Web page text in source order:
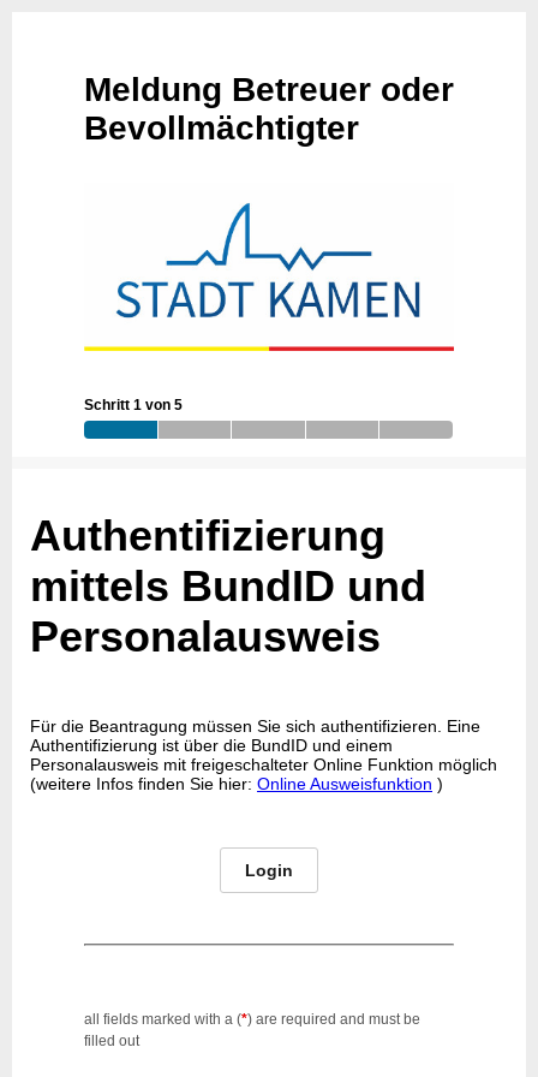
Meldung Betreuer oder
Bevollmächtigter
Schritt 1 von 5
Authentifizierung
mittels BundID und
Personalausweis
Für die Beantragung müssen Sie sich authentifizieren. Eine
Authentifizierung ist über die BundID und einem
Personalausweis mit freigeschalteter Online Funktion möglich
(weitere Infos finden Sie hier: Online Ausweisfunktion )
Login
all fields marked with a (*) are required and must be
filled out